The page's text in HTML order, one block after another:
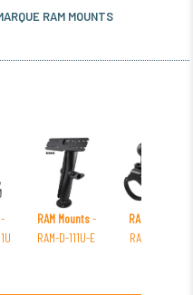
RAM MOUNTS
-
RAM Mounts-
RAM-D-111U-E
RAM Mounts
RAM-231Z-2U